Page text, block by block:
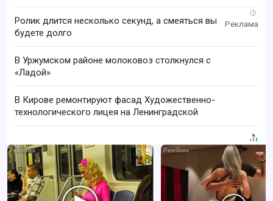
i
Ролик длится несколько секунд, а смеяться вы
будете долго
В Уржумском районе молоковоз столкнулся с
«Ладой»
В Кирове ремонтируют фасад Художественно-
технологического лицея на Ленинградской
i